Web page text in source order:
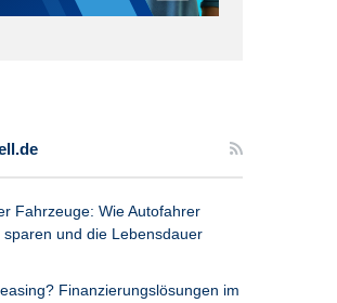
Fahrzeuge: Wie Autofahrer
sparen und die Lebensdauer
Finanzierungslösungen im